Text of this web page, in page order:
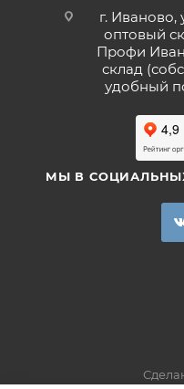
г. Иваново,
оптовый
Профи
склад
удобный
МЫ В